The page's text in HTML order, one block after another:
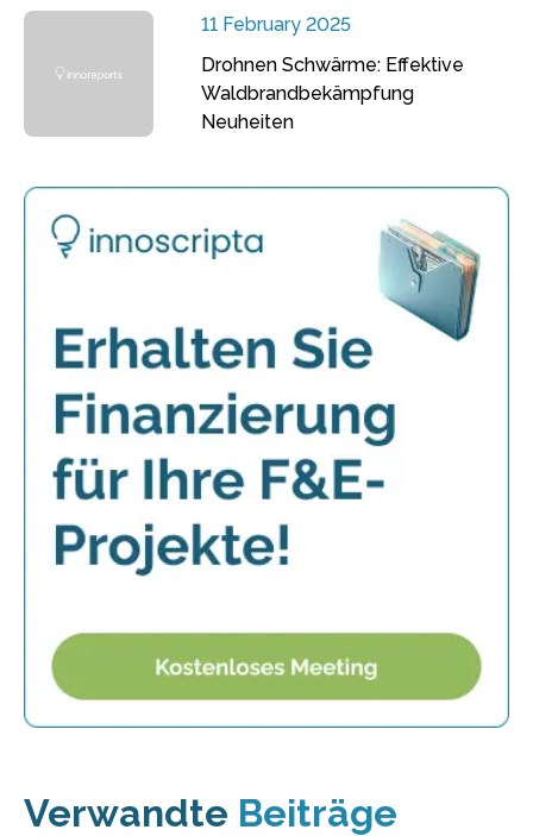
11 February 2025
Drohnen Schwärme: Effektive
Waldbrandbekämpfung
Neuheiten
Verwandte Beiträge